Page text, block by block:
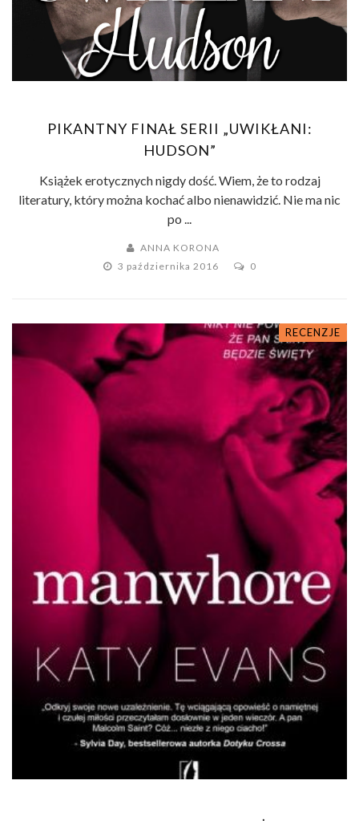
PIKANTNY FINAŁ SERII „UWIKŁANI:
HUDSON”
Książek erotycznych nigdy dość. Wiem, że to rodzaj
literatury, który można kochać albo nienawidzić. Nie ma nic
po ...
ANNA KORONA
3 października 2016
0
RECENZJE